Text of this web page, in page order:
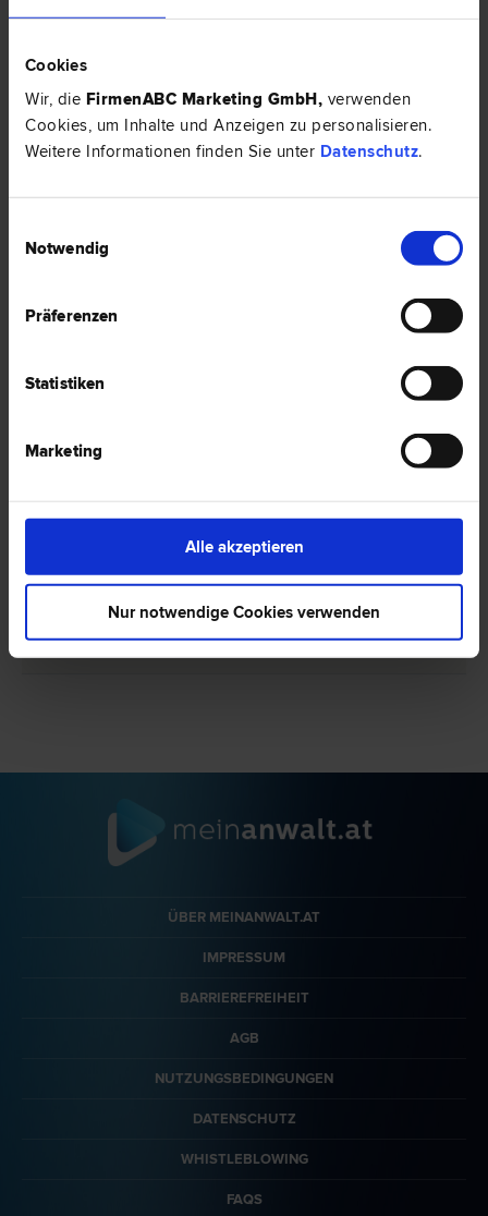
Cookies
Wir, die FirmenABC Marketing GmbH, verwenden
Cookies, um Inhalte und Anzeigen zu personalisieren.
Weitere Informationen finden Sie unter Datenschutz.
Notwendig
Präferenzen
Statistiken
Marketing
Alle akzeptieren
Nur notwendige Cookies verwenden
Dr. Stefan NENNING
0 Bewertungen
ÜBER MEINANWALT.AT
IMPRESSUM
BARRIEREFREIHEIT
AGB
NUTZUNGSBEDINGUNGEN
DATENSCHUTZ
WHISTLEBLOWING
FAQS